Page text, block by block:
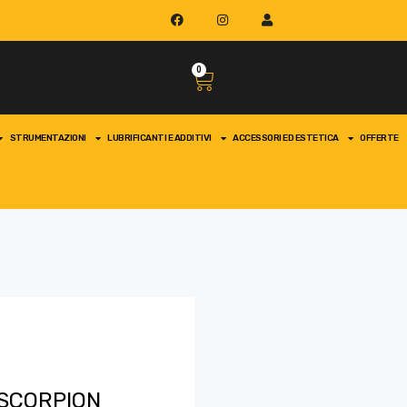
0
STRUMENTAZIONI LUBRIFICANTI E ADDITIVI ACCESSORI ED ESTETICA OFFERTE